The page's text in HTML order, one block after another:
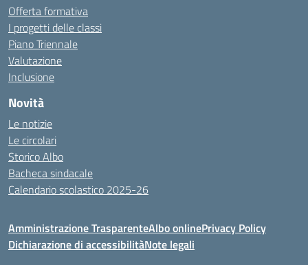
Offerta formativa
I progetti delle classi
Piano Triennale
Valutazione
Inclusione
Novità
Le notizie
Le circolari
Storico Albo
Bacheca sindacale
Calendario scolastico 2025-26
Amministrazione TrasparenteAlbo onlinePrivacy Policy
Dichiarazione di accessibilitàNote legali